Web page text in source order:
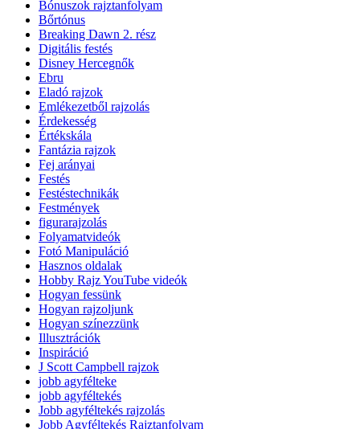
Bónuszok rajztanfolyam
Bőrtónus
Breaking Dawn 2. rész
Digitális festés
Disney Hercegnők
Ebru
Eladó rajzok
Emlékezetből rajzolás
Érdekesség
Értékskála
Fantázia rajzok
Fej arányai
Festés
Festéstechnikák
Festmények
figurarajzolás
Folyamatvideók
Fotó Manipuláció
Hasznos oldalak
Hobby Rajz YouTube videók
Hogyan fessünk
Hogyan rajzoljunk
Hogyan színezzünk
Illusztrációk
Inspiráció
J Scott Campbell rajzok
jobb agyfélteke
jobb agyféltekés
Jobb agyféltekés rajzolás
Jobb Agyféltekés Rajztanfolyam